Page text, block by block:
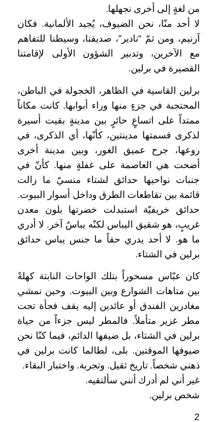
من لغةٍ إلى أخرى نجهلها.
لا أحد منّا، نحن الضيوف، يُجيد الألمانية. فكان
آرنيم، ومن ثمّ “نادير”، صديقنا، وسيطنا للتفاهم
مع الآخرين، وتدبير الشؤون الأولى لإقامتنا
القصيرة في برلين.
برلين القاسية في الظاهر، الخجولة في الباطن،
المحتجبة في جزءٍ منها وراء أبوابها. كانت مكاناً
ممتداً على اتساعٍ حائرٍ بين مدينةٍ بقيت أسيرة
لذكرى قسمتها مدينتين، كأنّها، أي الذكرى، في
روعها، جرح عميق الغور، وبين مدينة أخرى
أضحت هي العاصمة على غفلةٍ منها. كأنّ في
جنبات نواحيها حدائق لشتاء منسيّ ما زالت
قائمة بين تقاطعات الطرق وداخل أسوار البيوت.
حدائق خريفيّة استبدلت خضرتها بلون معدن
غريبٍ، هو شقيق اليباس لكنّه يباسٌ آخر. لا أدري
ما هو. لا أحد يدري حقاً ما جنس يباس حدائق
برلين في الشتاء.
كان عبّاس مسحوراً بتلك الواحات النابتة كهلةً
بين متاهات الشوارع وبين البيوت. وحين نمشي
مغادرين الفندق أو عائدين إليه يقف فجأة تحت
مطر غزير متأملاً. فالمطر ليس جزءاً من حياة
برلين في الشتاء، بل ضيفها الدائم، فيما كنّا نحن
ضيوفها الموقتين. بلى، لطالما كانت برلين في
ذهني شخصاً. تاريخ ثقيل. وتجربة. واختبار البقاء.
غير أني لم أدرك أنني سألتقيه.
شخص برلين.
2